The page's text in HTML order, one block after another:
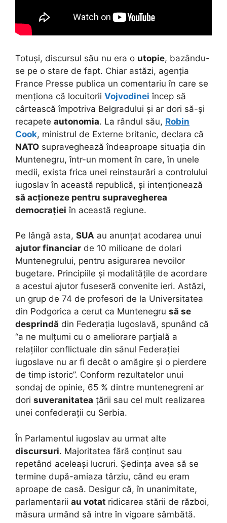
Totuși, discursul său nu era o utopie, bazându-
se pe o stare de fapt. Chiar astăzi, agenția
France Presse publica un comentariu în care se
menționa că locuitorii Vojvodinei încep să
cârtească împotriva Belgradului și ar dori să-și
recapete autonomia. La rândul său, Robin
Cook, ministrul de Externe britanic, declara că
NATO supraveghează îndeaproape situația din
Muntenegru, într-un moment în care, în unele
medii, exista frica unei reinstaurări a controlului
iugoslav în această republică, și intenționează
să acționeze pentru supravegherea
democrației în această regiune.
Pe lângă asta, SUA au anunțat acodarea unui
ajutor financiar de 10 milioane de dolari
Muntenegrului, pentru asigurarea nevoilor
bugetare. Principiile și modalitățile de acordare
a acestui ajutor fuseseră convenite ieri. Astăzi,
un grup de 74 de profesori de la Universitatea
din Podgorica a cerut ca Muntenegru să se
desprindă din Federația Iugoslavă, spunând că
“a ne mulțumi cu o ameliorare parțială a
relațiilor conflictuale din sânul Federației
iugoslave nu ar fi decât o amăgire și o pierdere
de timp istoric”. Conform rezultatelor unui
sondaj de opinie, 65 % dintre muntenegreni ar
dori suveranitatea țării sau cel mult realizarea
unei confederații cu Serbia.
În Parlamentul iugoslav au urmat alte
discursuri. Majoritatea fără conținut sau
repetând aceleași lucruri. Ședința avea să se
termine după-amiaza târziu, când eu eram
aproape de casă. Desigur că, în unanimitate,
parlamentarii au votat ridicarea stării de război,
măsura urmând să intre în vigoare sâmbătă.